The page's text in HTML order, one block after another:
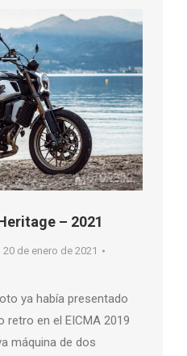
– 2021
20 de enero de 2021
ya había presentado
retro en el EICMA 2019
máquina de dos